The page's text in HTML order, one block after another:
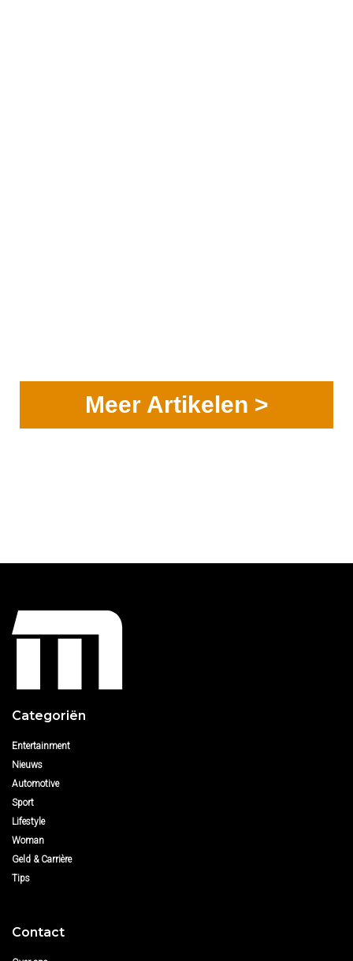
Meer Artikelen >
Categoriën
Entertainment
Nieuws
Automotive
Sport
Lifestyle
Woman
Geld & Carrière
Tips
Contact